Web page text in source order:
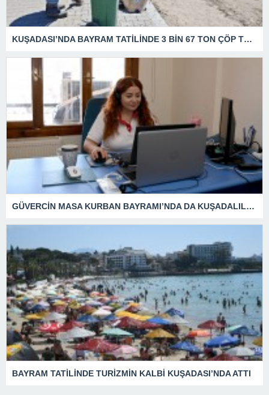
KUŞADASI’NDA BAYRAM TATİLİNDE 3 BİN 67 TON ÇÖP TOPLANDI
GÜVERCİN MASA KURBAN BAYRAMI’NDA DA KUŞADALILARIN YANINDA OLDU
BAYRAM TATİLİNDE TURİZMİN KALBİ KUŞADASI’NDA ATTI